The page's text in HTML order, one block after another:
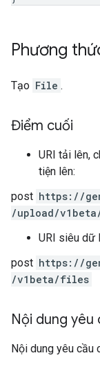
Phương
Tạo File .
Điểm cuối
URI tải lên,
tiện lên:
post https: / /
/upload/v1beta
URI siêu dữ
post https: / /
/v1beta/files
Nội dung yêu
Nội dung yêu cầu